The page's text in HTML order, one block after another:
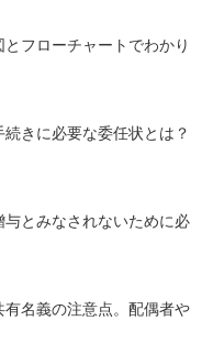
フローチャートでわかり
続きに必要な委任状とは？
とみなされないために必
名義の注意点。配偶者や